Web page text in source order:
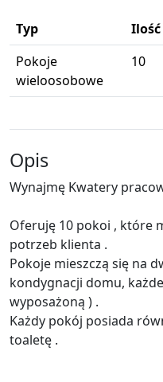
Typ Ilość
Pokoje
wieloosobowe
10
Opis
Wynajmę Kwatery
Oferuję 10 pokoi , które
potrzeb klienta .
Pokoje mieszczą się na
kondygnacji domu,
wyposażoną ) .
Każdy pokój posiada
toaletę .